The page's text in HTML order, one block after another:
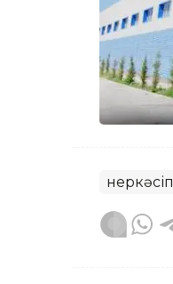
Өнеркәсіп